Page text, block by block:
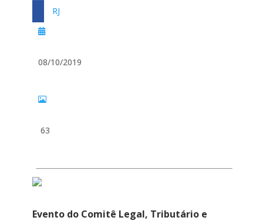
RJ
08/10/2019
63
Evento do Comitê Legal, Tributário e